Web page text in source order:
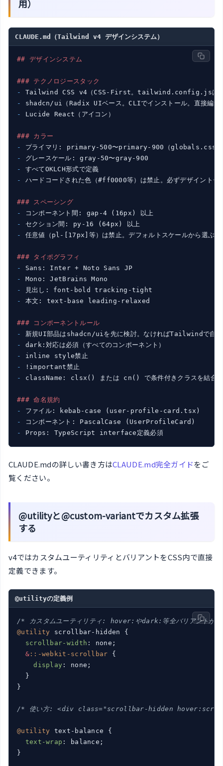
用）
CLAUDE.md（Tailwind v4 デザインシステム）
## デザインシステム
### テクノロジースタック
-
-
- Lucide React（アイコン）
### カラー
-
-
-
- ハードコードされた色（#ff0000等）は禁止。必ずデザイントー
### スペーシング
-
-
- 任意値（pl-[17px]等）は禁止。デフォルトスケールから選ぶ
### タイポグラフィ
-
-
-
- 本文: text-base leading-relaxed
### コンポーネントルール
-
-
-
-
- className: clsx() または cn() で条件付きクラスを結合
### 命名規約
-
-
- Props: TypeScript interface定義必須
CLAUDE.mdの詳しい書き方はCLAUDE.md完全ガイドをご
覧ください。
@utilityと@custom-variantでカスタム拡張
する
v4ではカスタムユーティリティとバリアントをCSS内で直接
定義できます。
@utilityの定義例
/* カスタムユーティリティ: hover:やdark:等全バリアントが
@utility scrollbar-hidden {
scrollbar-width : none;
&::-webkit-scrollbar {
display : none;
  }
}
/* 使い方: <div class="scrollbar-hidden
@utility text-balance {
text-wrap : balance;
}